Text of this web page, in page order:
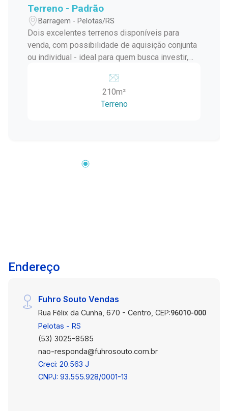
Terreno - Padrão
Barragem - Pelotas/RS
Dois excelentes terrenos disponíveis para
venda, com possibilidade de aquisição conjunta
ou individual - ideal para quem busca investir,
localização estratégica e valorizada.
Localização privilegiada Ótima metragem e
potencial construtivo Perfeito para residência
cresce e se valoriza. Entre em contato para mais
210m²
Terreno
Endereço
Fuhro Souto Vendas
Rua Félix da Cunha, 670 - Centro, CEP:96010-000
Pelotas - RS
(53) 3025-8585
nao-responda@fuhrosouto.com.br
Creci: 20.563 J
CNPJ: 93.555.928/0001-13